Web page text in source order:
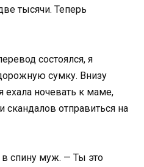
тысячи. Теперь
состоялся, я
сумку. Внизу
ночевать к маме,
отправиться на
спину муж. — Ты это